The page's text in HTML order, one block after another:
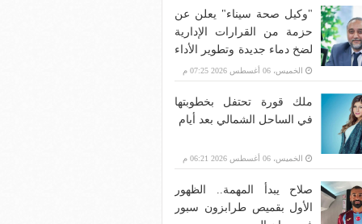
"وكيل صحة سيناء" يعلن عن
حزمة من القرارات الإدارية
لضخ دماء جديدة وتطوير الأداء
بالقطاع الصحي بالمحافظة
الخميس، 06 أغسطس 2026 07:25 م
ملك قورة تحتفل بخطوبتها
في الساحل الشمالي بعد أيام
الخميس، 06 أغسطس 2026 06:21 م
صلاح يبدأ المهمة.. الظهور
الأول بقميص طرابزون سبور